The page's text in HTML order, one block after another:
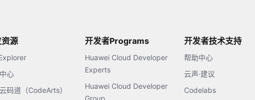
源
心
码道（CodeArts）
开发者Programs
Huawei Cloud Developer
Experts
Huawei Cloud Developer
Group
开发者技术支持
帮助中心
云声·建议
Codelabs